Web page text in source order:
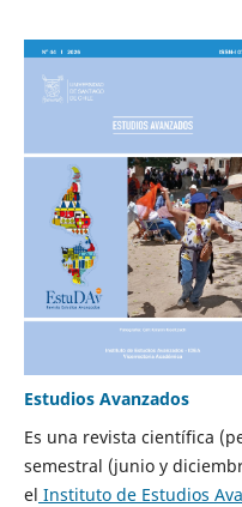
Estudios Avanzados
Es una revista científica
semestral (junio y
el Instituto de Estudios